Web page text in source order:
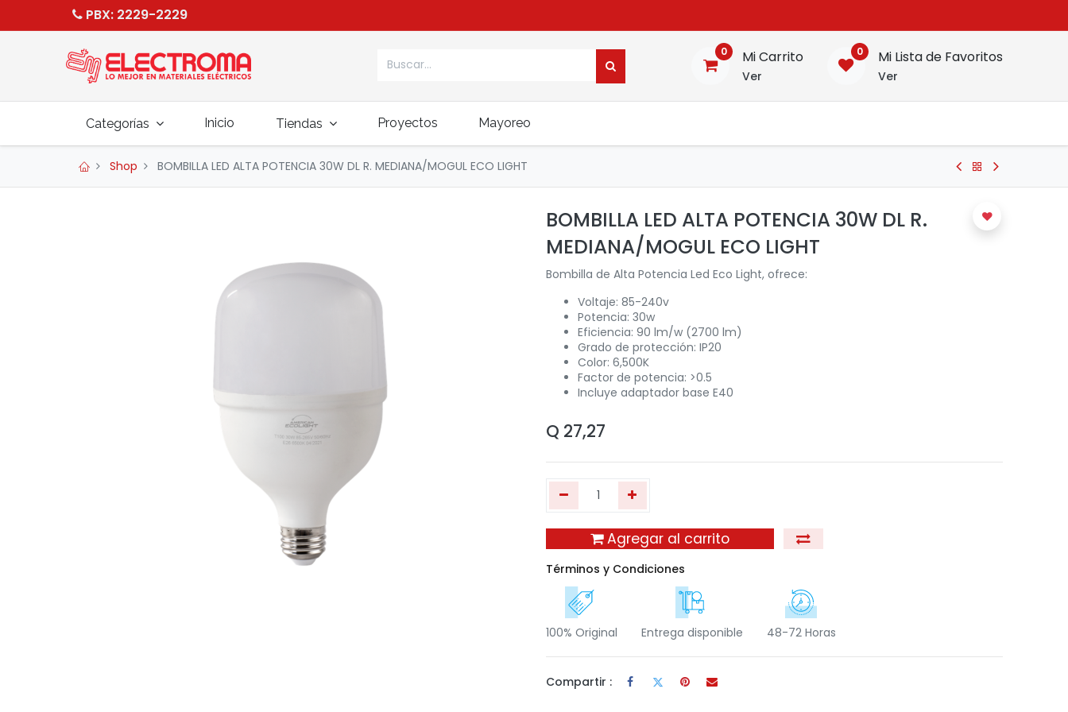
PBX: 2229-2229
0 Mi Carrito
Ver
0 Mi Lista de Favoritos
Ver
Categorías Inicio Tiendas Proyectos Mayoreo
Shop BOMBILLA LED ALTA POTENCIA 30W DL R. MEDIANA/MOGUL ECO LIGHT
BOMBILLA LED ALTA POTENCIA 30W DL R.
MEDIANA/MOGUL ECO LIGHT
Bombilla de Alta Potencia Led Eco Light, ofrece:
Voltaje: 85-240v
Potencia: 30w
Eficiencia: 90 lm/w (2700 lm)
Grado de protección: IP20
Color: 6,500K
Factor de potencia: >0.5
Incluye adaptador base E40
Q 27,27
Agregar al carrito
Términos y Condiciones
100% Original Entrega disponible 48-72 Horas
Compartir :